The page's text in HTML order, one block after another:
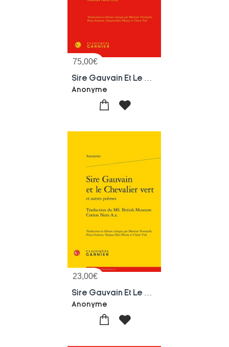
75,00€
Anonyme
23,00€
Anonyme